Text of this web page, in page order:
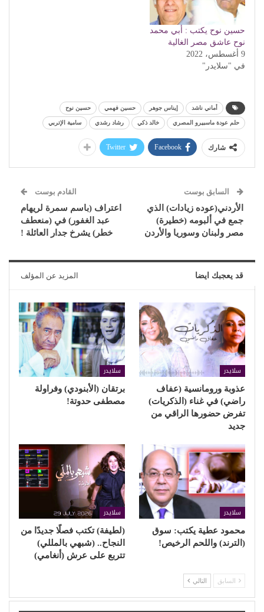
حسين نوح يكتب : أبي محمد
نوح عاشق مصر الغالية
9 أغسطس، 2022
في "سلايدر"
أماني ناشد إيناس جوهر حسين فهمي حسين نوح
حلم عودة ماسبيرو المصري خالد ذكي رشاد رشدي سامية الإتربي
شارك Facebook
Twitter
السابق بوست
الأردني(عوده زيادات) الذي
جمع في ألبومه (خطيرة)
مصر ولبنان وسوريا والأردن
القادم بوست
اعتراف (باسم سمرة لريهام
عبد الغفور) في (منعطف
خطر) يشرخ جدار العائلة !
قد يعجبك ايضا المزيد عن المؤلف
سلايدر
عذوبة ورومانسية (عفاف
راضي) في غناء (الذكريات)
تفرض حضورها الراقي من
جديد
سلايدر
برتقان (الأبنودي) وفراولة
مصطفى حدوتة!
سلايدر
محمود عطية يكتب: سوق
(الترند) واللحم الرخيص!
سلايدر
(لطيفة) تكتب فصلًا جديدًا من
النجاح.. (شبهي بالمللي)
تتربع على عرش (أنغامي)
السابق التالي